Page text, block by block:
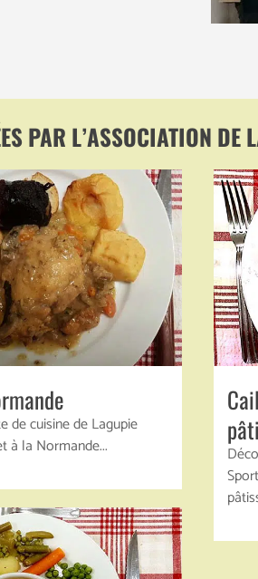
PAR L’ASSOCIATION DE
de cuisine de Lagupie
à la Normande...